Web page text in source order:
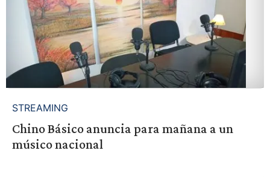
STREAMING
Chino Básico anuncia para mañana a un
músico nacional